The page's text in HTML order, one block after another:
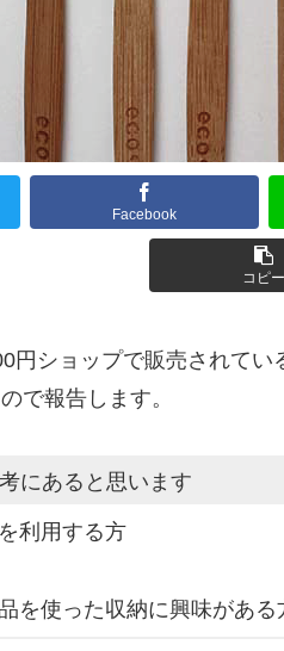
Facebook
コピー
円ショップで販売されて
で報告します。
にあると思います
利用する方
を使った収納に興味がある